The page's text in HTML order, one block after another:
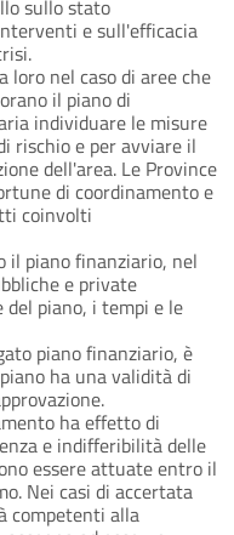
sullo stato
e sull'efficacia
loro nel caso di aree che
il piano di
individuare le misure
rischio e per avviare il
dell'area. Le Province
di coordinamento e
coinvolti
il piano finanziario, nel
e private
piano, i tempi e le
piano finanziario, è
ha una validità di
ha effetto di
e indifferibilità delle
essere attuate entro il
Nei casi di accertata
competenti alla